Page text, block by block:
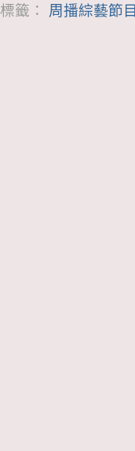
標籤： 周播綜藝節